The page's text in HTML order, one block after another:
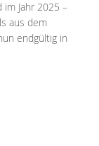
Jahr 2025 –
aus dem
endgültig in